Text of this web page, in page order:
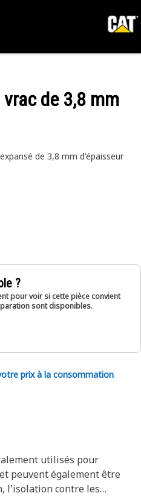
de 3,8 mm
de 3,8 mm d'épaisseur
?
pour voir si cette pièce convient
sont disponibles.
prix à la consommation
utilisés pour
peuvent également être
l'isolation contre les